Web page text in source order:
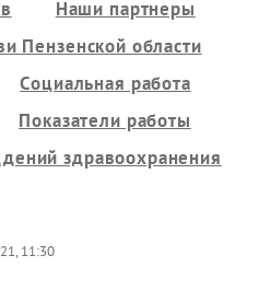
Наши партнеры
Пензенской области
Социальная работа
Показатели работы
здравоохранения
11:30